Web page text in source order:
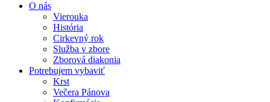
O nás
Vierouka
História
Cirkevný rok
Služba v zbore
Zborová diakonia
Potrebujem vybaviť
Krst
Večera Pánova